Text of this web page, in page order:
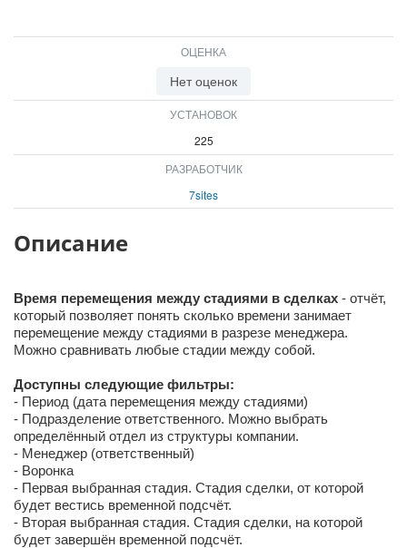
ОЦЕНКА
Нет оценок
УСТАНОВОК
225
РАЗРАБОТЧИК
7sites
Описание
Время перемещения между стадиями в сделках - отчёт,
который позволяет понять сколько времени занимает
перемещение между стадиями в разрезе менеджера.
Можно сравнивать любые стадии между собой.
Доступны следующие фильтры:
- Период (дата перемещения между стадиями)
- Подразделение ответственного. Можно выбрать
определённый отдел из структуры компании.
- Менеджер (ответственный)
- Воронка
- Первая выбранная стадия. Стадия сделки, от которой
будет вестись временной подсчёт.
- Вторая выбранная стадия. Стадия сделки, на которой
будет завершён временной подсчёт.